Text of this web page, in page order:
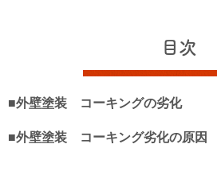
目次
■外壁塗装 コーキングの劣化
■外壁塗装 コーキング劣化の原因